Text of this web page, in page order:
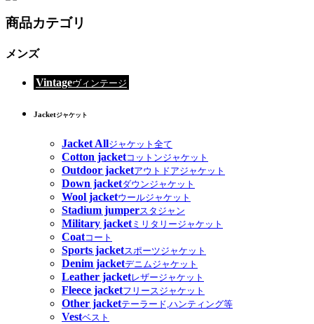
商品カテゴリ
メンズ
Vintageヴィンテージ
Jacketジャケット
Jacket Allジャケット全て
Cotton jacketコットンジャケット
Outdoor jacketアウトドアジャケット
Down jacketダウンジャケット
Wool jacketウールジャケット
Stadium jumperスタジャン
Military jacketミリタリージャケット
Coatコート
Sports jacketスポーツジャケット
Denim jacketデニムジャケット
Leather jacketレザージャケット
Fleece jacketフリースジャケット
Other jacketテーラード,ハンティング等
Vestベスト